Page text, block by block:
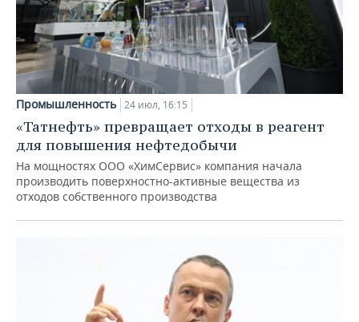
Промышленность 24 июл, 16:15
«Татнефть» превращает отходы в реагент
для повышения нефтедобычи
На мощностях ООО «ХимСервис» компания начала
производить поверхностно-активные вещества из
отходов собственного производства